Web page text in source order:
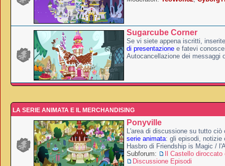
Sugarcube Corner
Se vi siete appena iscritti,
di presentazione e fatevi
Autocancellazione dei messaggi
LA SERIE ANIMATA E IL MERCHANDISING
Ponyville
L'area di discussione su tutto ciò
serie animata: gli episodi, notizie
Hasbro di Friendship is Magic /
Subforum:
Il Castello
Discussione Episodi